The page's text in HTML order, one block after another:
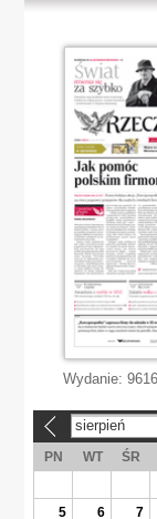
Wydanie: 9616
sierpień
PN WT ŚR
5
6 7